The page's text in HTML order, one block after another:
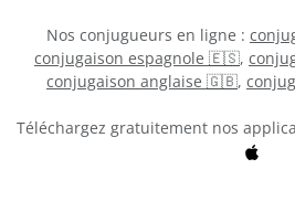
Nos conjugueurs en ligne :
conjugaison espagnole 🇪🇸,
conjugaison anglaise 🇬🇧,
Téléchargez gratuitement nos